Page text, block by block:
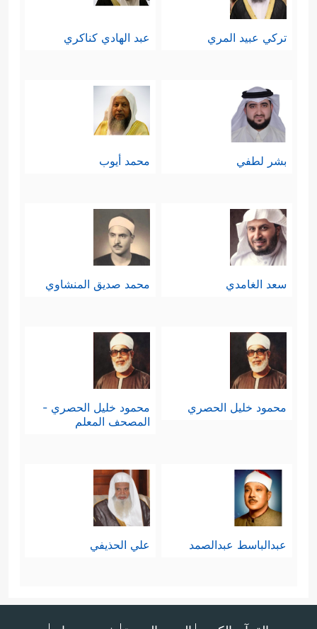
تركي عبيد المري عبد الهادي كناكري
بشر لطفي محمد أيوب
سعد الغامدي محمد صديق المنشاوي
محمود خليل الحصري
محمود خليل الحصري -
المصحف المعلم
عبدالباسط عبدالصمد علي الحذيفي